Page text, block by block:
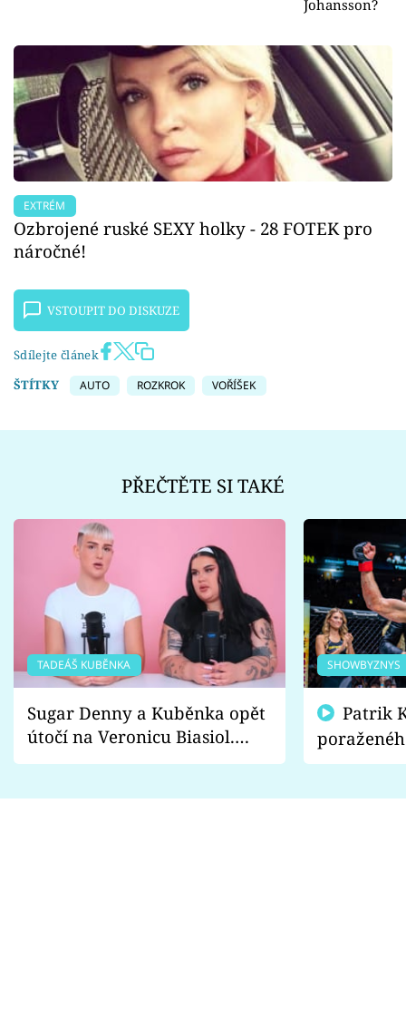
Johansson?
EXTRÉM
Ozbrojené ruské SEXY holky - 28 FOTEK pro
náročné!
VSTOUPIT DO DISKUZE
Sdílejte článek
ŠTÍTKY
AUTO ROZKROK VOŘÍŠEK
PŘEČTĚTE SI TAKÉ
TADEÁŠ KUBĚNKA
Sugar Denny a Kuběnka opět
útočí na Veronicu Biasiol.
Proč je podle nich falešná a
SHOWBYZNYS
fanoušci